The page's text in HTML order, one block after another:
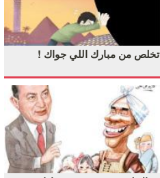
تخلص من مبارك اللي جواك !